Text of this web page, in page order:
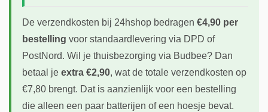
De verzendkosten bij 24hshop bedragen €4,90 per
bestelling voor standaardlevering via DPD of
PostNord. Wil je thuisbezorging via Budbee? Dan
betaal je extra €2,90, wat de totale verzendkosten op
€7,80 brengt. Dat is aanzienlijk voor een bestelling
die alleen een paar batterijen of een hoesje bevat.